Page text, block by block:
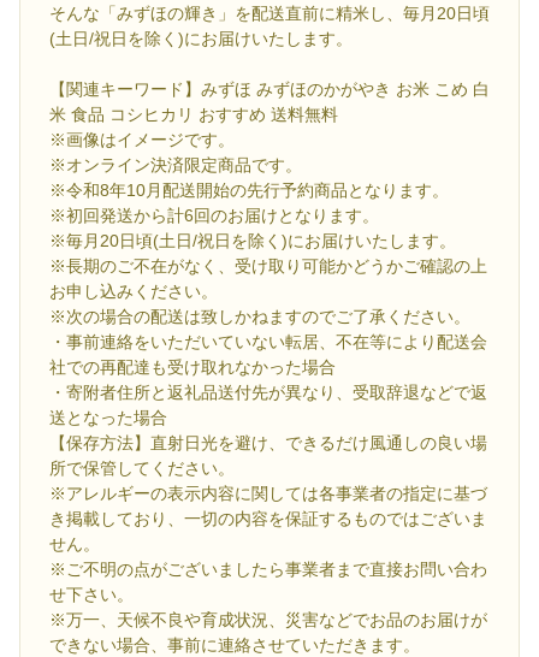
そんな「みずほの輝き」を配送直前に精米し、毎月20日頃
(土日/祝日を除く)にお届けいたします。
【関連キーワード】みずほ みずほのかがやき お米 こめ 白
米 食品 コシヒカリ おすすめ 送料無料
※画像はイメージです。
※オンライン決済限定商品です。
※令和8年10月配送開始の先行予約商品となります。
※初回発送から計6回のお届けとなります。
※毎月20日頃(土日/祝日を除く)にお届けいたします。
※長期のご不在がなく、受け取り可能かどうかご確認の上
お申し込みください。
※次の場合の配送は致しかねますのでご了承ください。
・事前連絡をいただいていない転居、不在等により配送会
社での再配達も受け取れなかった場合
・寄附者住所と返礼品送付先が異なり、受取辞退などで返
送となった場合
【保存方法】直射日光を避け、できるだけ風通しの良い場
所で保管してください。
※アレルギーの表示内容に関しては各事業者の指定に基づ
き掲載しており、一切の内容を保証するものではございま
せん。
※ご不明の点がございましたら事業者まで直接お問い合わ
せ下さい。
※万一、天候不良や育成状況、災害などでお品のお届けが
できない場合、事前に連絡させていただきます。